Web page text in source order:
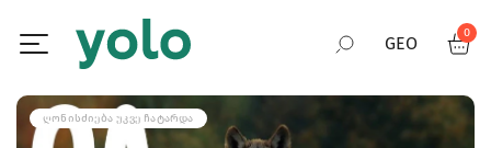
GEO
0
ᲦᲝᲜᲘᲡᲫᲘᲔᲑᲐ ᲣᲙᲕᲔ ᲩᲐᲢᲐᲠᲓᲐ